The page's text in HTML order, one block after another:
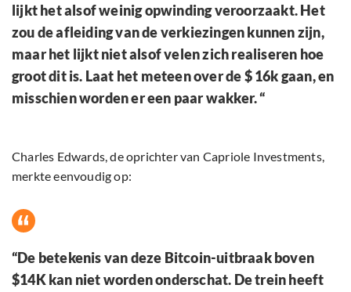
lijkt het alsof weinig opwinding veroorzaakt. Het
zou de afleiding van de verkiezingen kunnen zijn,
maar het lijkt niet alsof velen zich realiseren hoe
groot dit is. Laat het meteen over de $ 16k gaan, en
misschien worden er een paar wakker. “
Charles Edwards, de oprichter van Capriole Investments,
merkte eenvoudig op:
“De betekenis van deze Bitcoin-uitbraak boven
$14K kan niet worden onderschat. De trein heeft